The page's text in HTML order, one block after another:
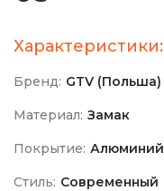
Характеристики:
Бренд: GTV (Польша)
Материал: Замак
Покрытие: Алюминий
Стиль: Современный